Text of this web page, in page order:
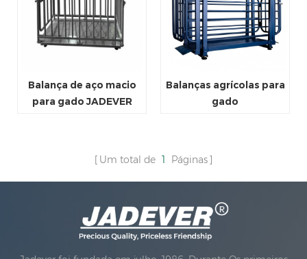
Balança de aço macio
para gado JADEVER
Balanças agrícolas para
gado
Um total de 1 Páginas